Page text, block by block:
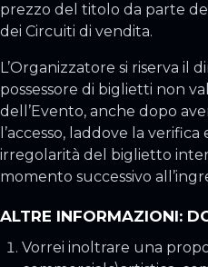
prezzo del titolo da parte
dei Circuiti di vendita.
L’Organizzatore si riserva il
possessore di biglietti non
dell’Evento, anche dopo
l’accesso, laddove la
irregolarità del biglietto
momento successivo
ALTRE INFORMAZIONI:
Vorrei inoltrare una